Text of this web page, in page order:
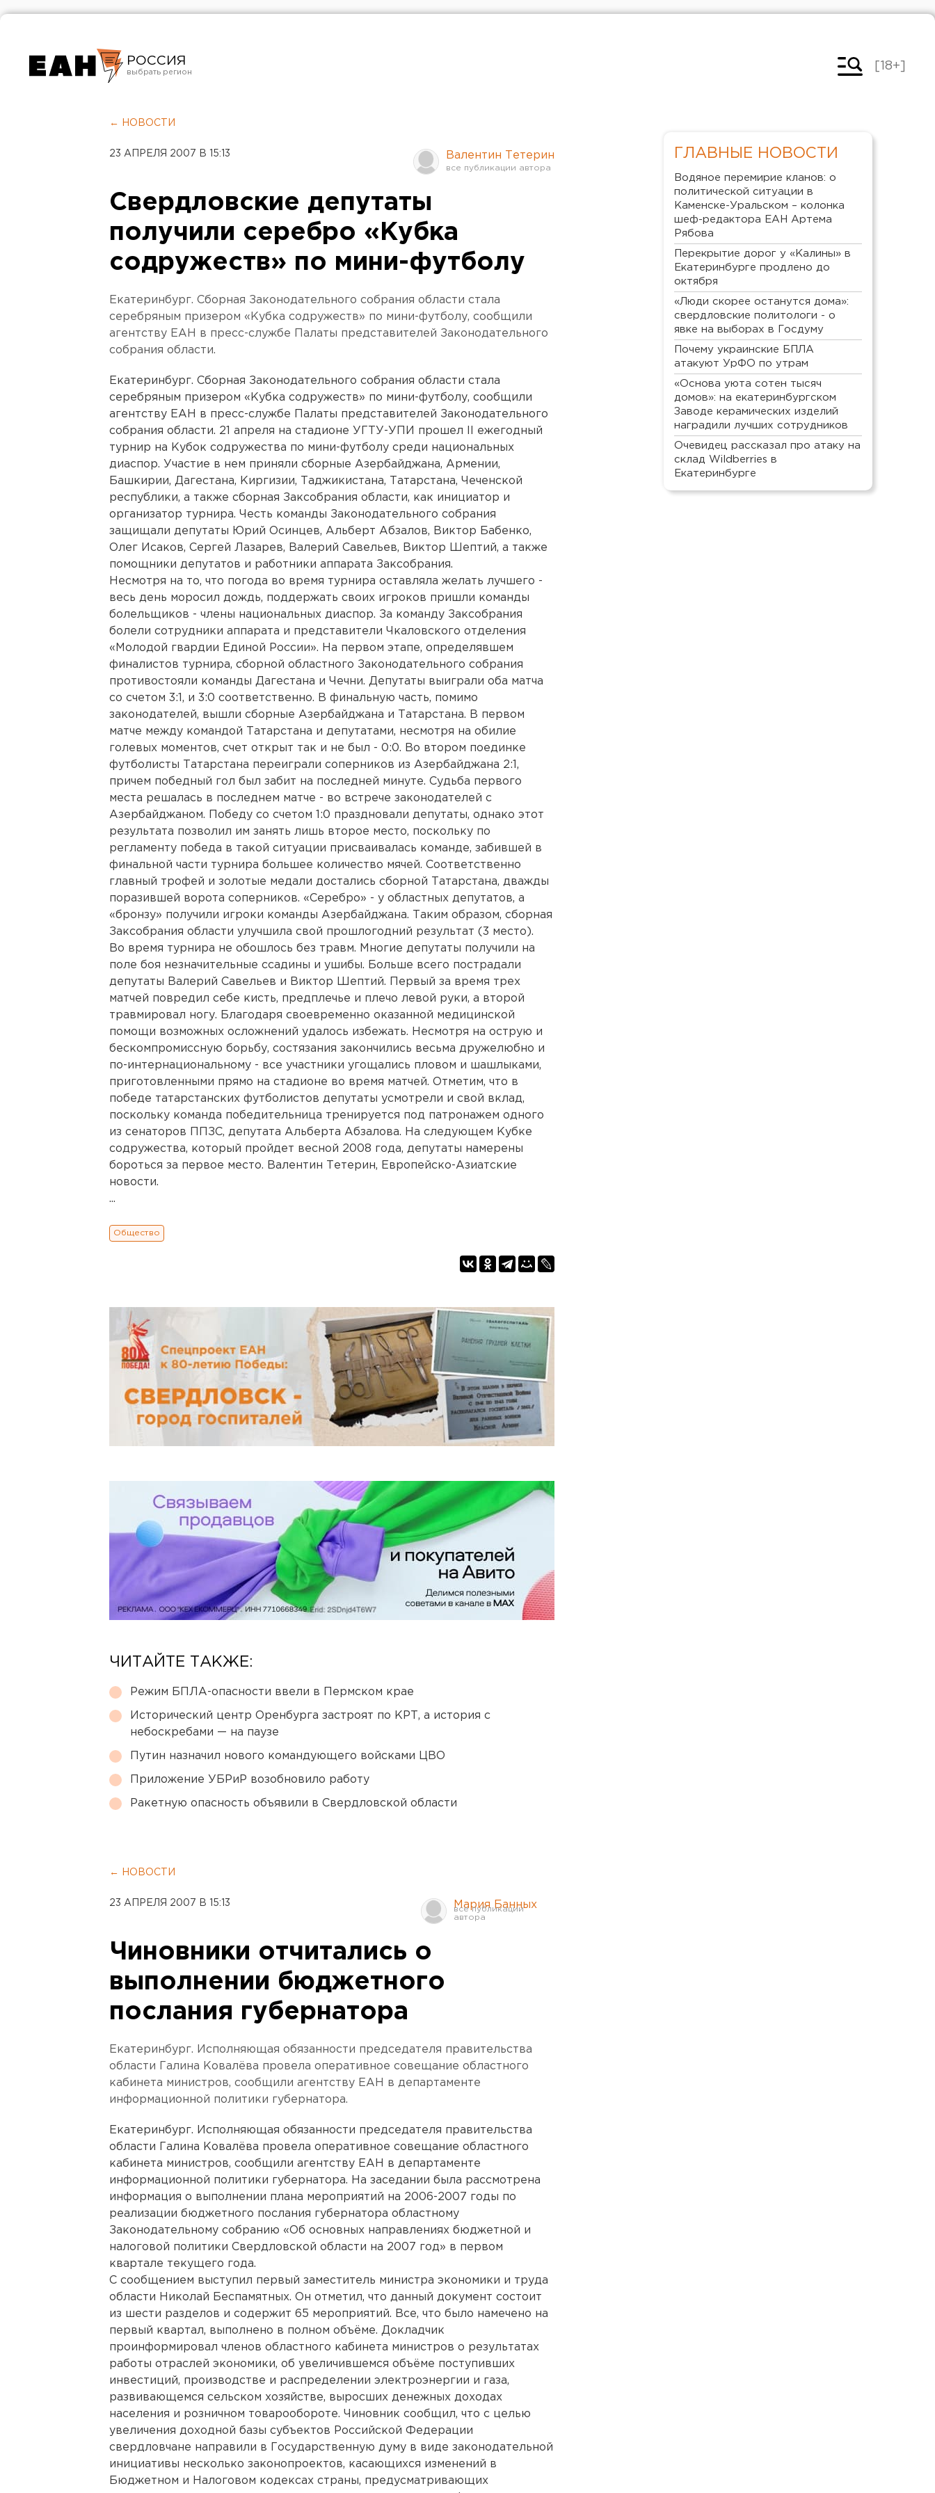
РОССИЯ
Челябинск
[18+]
← НОВОСТИ
23 АПРЕЛЯ 2007 В 15:13 Валентин Тетерин
Свердловские депутаты
получили серебро «Кубка
содружеств» по мини-футболу
Екатеринбург. Сборная Законодательного собрания области стала
серебряным призером «Кубка содружеств» по мини-футболу, сообщили
агентству ЕАН в пресс-службе Палаты представителей Законодательного
собрания области.
Екатеринбург. Сборная Законодательного собрания области стала
серебряным призером «Кубка содружеств» по мини-футболу, сообщили
агентству ЕАН в пресс-службе Палаты представителей Законодательного
собрания области. 21 апреля на стадионе УГТУ-УПИ прошел II ежегодный
турнир на Кубок содружества по мини-футболу среди национальных
диаспор. Участие в нем приняли сборные Азербайджана, Армении,
Башкирии, Дагестана, Киргизии, Таджикистана, Татарстана, Чеченской
республики, а также сборная Заксобрания области, как инициатор и
организатор турнира. Честь команды Законодательного собрания
защищали депутаты Юрий Осинцев, Альберт Абзалов, Виктор Бабенко,
Олег Исаков, Сергей Лазарев, Валерий Савельев, Виктор Шептий, а также
помощники депутатов и работники аппарата Заксобрания.
Несмотря на то, что погода во время турнира оставляла желать лучшего -
весь день моросил дождь, поддержать своих игроков пришли команды
болельщиков - члены национальных диаспор. За команду Заксобрания
болели сотрудники аппарата и представители Чкаловского отделения
«Молодой гвардии Единой России». На первом этапе, определявшем
финалистов турнира, сборной областного Законодательного собрания
противостояли команды Дагестана и Чечни. Депутаты выиграли оба матча
со счетом 3:1, и 3:0 соответственно. В финальную часть, помимо
законодателей, вышли сборные Азербайджана и Татарстана. В первом
матче между командой Татарстана и депутатами, несмотря на обилие
голевых моментов, счет открыт так и не был - 0:0. Во втором поединке
футболисты Татарстана переиграли соперников из Азербайджана 2:1,
причем победный гол был забит на последней минуте. Судьба первого
места решалась в последнем матче - во встрече законодателей с
Азербайджаном. Победу со счетом 1:0 праздновали депутаты, однако этот
результата позволил им занять лишь второе место, поскольку по
регламенту победа в такой ситуации присваивалась команде, забившей в
финальной части турнира большее количество мячей. Соответственно
главный трофей и золотые медали достались сборной Татарстана, дважды
поразившей ворота соперников. «Серебро» - у областных депутатов, а
«бронзу» получили игроки команды Азербайджана. Таким образом, сборная
Заксобрания области улучшила свой прошлогодний результат (3 место).
Во время турнира не обошлось без травм. Многие депутаты получили на
поле боя незначительные ссадины и ушибы. Больше всего пострадали
депутаты Валерий Савельев и Виктор Шептий. Первый за время трех
матчей повредил себе кисть, предплечье и плечо левой руки, а второй
травмировал ногу. Благодаря своевременно оказанной медицинской
помощи возможных осложнений удалось избежать. Несмотря на острую и
бескомпромиссную борьбу, состязания закончились весьма дружелюбно и
по-интернациональному - все участники угощались пловом и шашлыками,
приготовленными прямо на стадионе во время матчей. Отметим, что в
победе татарстанских футболистов депутаты усмотрели и свой вклад,
поскольку команда победительница тренируется под патронажем одного
из сенаторов ППЗС, депутата Альберта Абзалова. На следующем Кубке
содружества, который пройдет весной 2008 года, депутаты намерены
бороться за первое место. Валентин Тетерин, Европейско-Азиатские
новости.
...
Общество
ЧИТАЙТЕ ТАКЖЕ:
Режим БПЛА-опасности ввели в Пермском крае
Исторический центр Оренбурга застроят по КРТ, а история с
небоскребами — на паузе
Путин назначил нового командующего войсками ЦВО
Приложение УБРиР возобновило работу
Ракетную опасность объявили в Свердловской области
← НОВОСТИ
23 АПРЕЛЯ 2007 В 15:13 Мария Банных
Чиновники отчитались о
выполнении бюджетного
послания губернатора
Екатеринбург. Исполняющая обязанности председателя правительства
области Галина Ковалёва провела оперативное совещание областного
кабинета министров, сообщили агентству ЕАН в департаменте
информационной политики губернатора.
Екатеринбург. Исполняющая обязанности председателя правительства
области Галина Ковалёва провела оперативное совещание областного
кабинета министров, сообщили агентству ЕАН в департаменте
информационной политики губернатора. На заседании была рассмотрена
информация о выполнении плана мероприятий на 2006-2007 годы по
реализации бюджетного послания губернатора областному
Законодательному собранию «Об основных направлениях бюджетной и
налоговой политики Свердловской области на 2007 год» в первом
квартале текущего года.
С сообщением выступил первый заместитель министра экономики и труда
области Николай Беспамятных. Он отметил, что данный документ состоит
из шести разделов и содержит 65 мероприятий. Все, что было намечено на
первый квартал, выполнено в полном объёме. Докладчик
проинформировал членов областного кабинета министров о результатах
работы отраслей экономики, об увеличившемся объёме поступивших
инвестиций, производстве и распределении электроэнергии и газа,
развивающемся сельском хозяйстве, выросших денежных доходах
населения и розничном товарообороте. Чиновник сообщил, что с целью
увеличения доходной базы субъектов Российской Федерации
свердловчане направили в Государственную думу в виде законодательной
инициативы несколько законопроектов, касающихся изменений в
Бюджетном и Налоговом кодексах страны, предусматривающих
ГЛАВНЫЕ НОВОСТИ
Водяное перемирие кланов: о
политической ситуации в
Каменске-Уральском – колонка
шеф-редактора ЕАН Артема
Рябова
Перекрытие дорог у «Калины» в
Екатеринбурге продлено до
октября
«Люди скорее останутся дома»:
свердловские политологи - о
явке на выборах в Госдуму
Почему украинские БПЛА
атакуют УрФО по утрам
«Основа уюта сотен тысяч
домов»: на екатеринбургском
Заводе керамических изделий
наградили лучших сотрудников
Очевидец рассказал про атаку на
склад Wildberries в
Екатеринбурге